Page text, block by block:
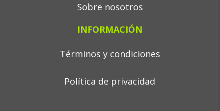
Sobre nosotros
INFORMACIÓN
Términos y condiciones
Política de privacidad